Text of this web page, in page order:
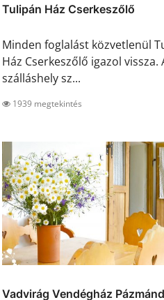
Tulipán Ház Cserkeszőlő
Minden foglalást közvetlenül
Ház Cserkeszőlő igazol vissza.
szálláshely sz...
1939 megtekintés
Vadvirág Vendégház Pázmánd